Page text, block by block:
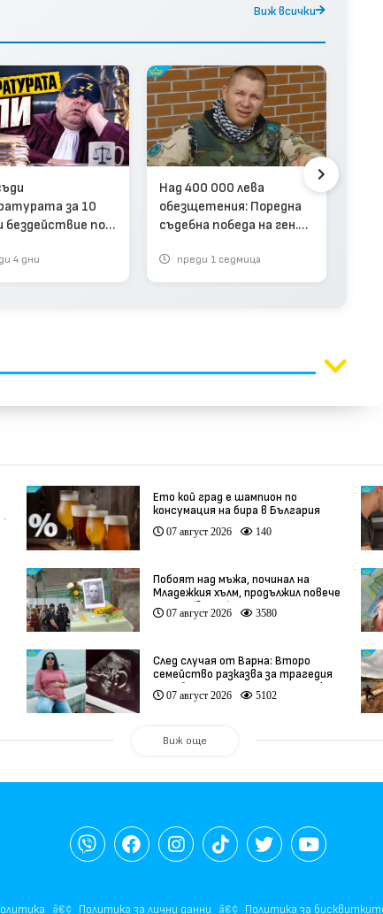
Виж всички
за 10
бездействие по
4 дни
Над 400 000 лева
обезщетения: Поредна
съдебна победа на ген.
срещу прокуратурата
преди 1 седмица
Ето кой град е шампион по
консумация на бира в България
07 август 2026 140
Побоят над мъжа, починал на
Младежкия хълм, продължил повече
от час (видео)
07 август 2026 3580
След случая от Варна: Второ
семейство разказва за трагедия
след бременност при същия лекар
(видео)
07 август 2026 5102
Виж още
Политика за лични данни Политика за